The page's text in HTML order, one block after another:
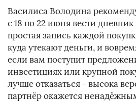
Василиса Володина
с 18 по 22 июня вести
простая запись каждой
куда утекают деньги, и
если вам поступит
инвестициях или крупной
лучше отказаться - высока
партнёр окажется